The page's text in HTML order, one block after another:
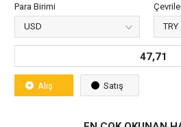
Para Birimi
47,71
Alış Satış